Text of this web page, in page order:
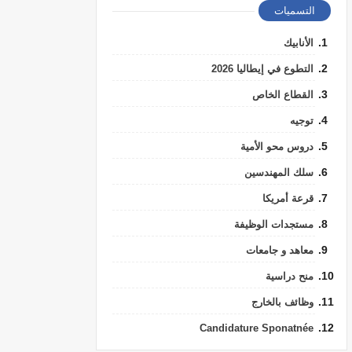
التسميات
الأنابيك
التطوع في إيطاليا 2026
القطاع الخاص
توجيه
دروس محو الأمية
سلك المهندسين
قرعة أمريكا
مستجدات الوظيفة
معاهد و جامعات
منح دراسية
وظائف بالخارج
Candidature Sponatnée